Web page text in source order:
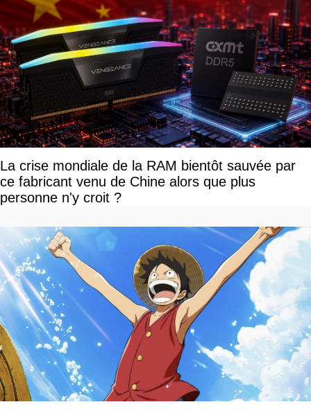
La crise mondiale de la RAM bientôt sauvée par
ce fabricant venu de Chine alors que plus
personne n'y croit ?